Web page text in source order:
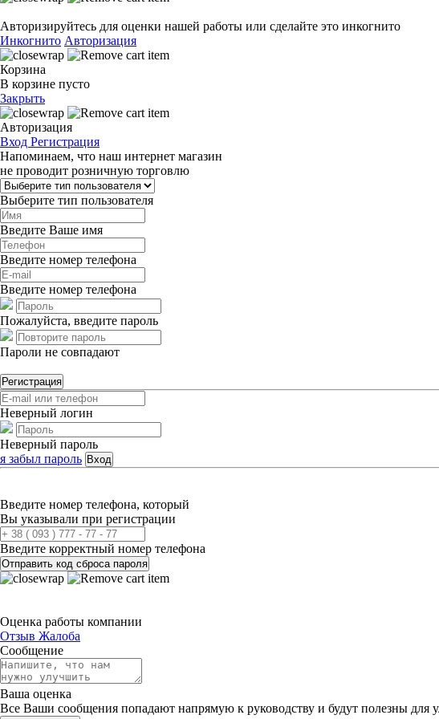
Авторизируйтесь для оценки нашей работы или сделайте это инкогнито
Инкогнито Авторизация
Корзина
В корзине пусто
Закрыть
Авторизация
Вход Регистрация
Напоминаем, что наш интернет магазин
не проводит розничную торговлю
Выберите тип пользователя
Введите Ваше имя
Введите номер телефона
Введите номер телефона
Пожалуйста, введите пароль
Пароли не совпадают
Регистрация
Неверный логин
Неверный пароль
я забыл пароль Вход
Введите номер телефона, который
Вы указывали при регистрации
Введите корректный номер телефона
Отправить код сброса пароля
Оценка работы компании
Отзыв Жалоба
Сообщение
Ваша оценка
Все Ваши сообщения попадают напрямую к руководству и будут полезны для